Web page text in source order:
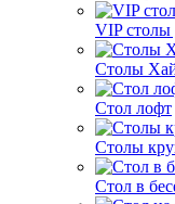
VIP столы
Столы
Стол лофт
Столы
Стол в